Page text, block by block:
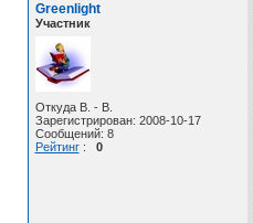
Greenlight
Участник
Откуда B. - B.
Зарегистрирован: 2008-10-17
Сообщений: 8
Рейтинг: 0